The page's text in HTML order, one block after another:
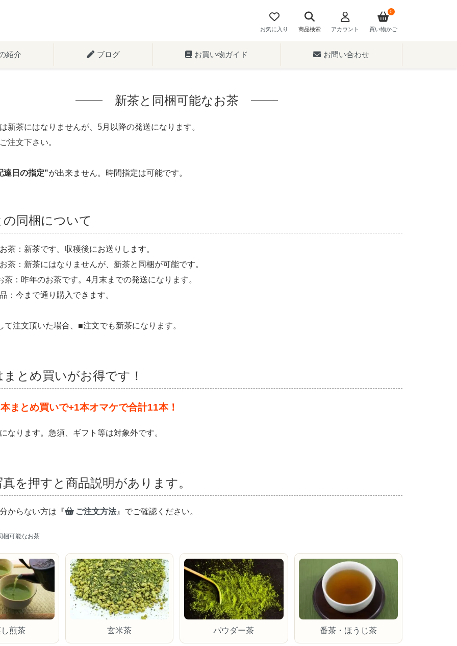
お気に入り 商品検索 アカウント 買い物かご
0
紹介 ブログ お買い物ガイド お問い合わせ
新茶と同梱可能なお茶
新茶にはなりませんが、5月以降の発送になります。
注文下さい。
達日の指定"が出来ません。時間指定は可能です。
同梱について
茶：新茶です。収穫後にお送りします。
茶：新茶にはなりませんが、新茶と同梱が可能です。
茶：昨年のお茶です。4月末までの発送になります。
：今まで通り購入できます。
注文頂いた場合、■注文でも新茶になります。
とめ買いがお得です！
まとめ買いで+1本オマケで合計11本！
なります。急須、ギフト等は対象外です。
を押すと商品説明があります。
からない方は『 ご注文方法』でご確認ください。
梱可能なお茶
煎茶 玄米茶 パウダー茶 番茶・ほうじ茶